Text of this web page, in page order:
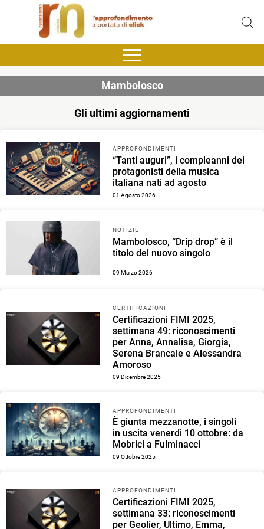
Mambolosco
Gli ultimi aggiornamenti
APPROFONDIMENTI
“Tanti auguri”, i compleanni dei
protagonisti della musica
italiana nati ad agosto
01 Agosto 2026
NOTIZIE
Mambolosco, “Drip drop” è il
titolo del nuovo singolo
09 Marzo 2026
CERTIFICAZIONI
Certificazioni FIMI 2025,
settimana 49: riconoscimenti
per Anna, Annalisa, Giorgia,
Serena Brancale e Alessandra
Amoroso
09 Dicembre 2025
APPROFONDIMENTI
È giunta mezzanotte, i singoli
in uscita venerdì 10 ottobre: da
Mobrici a Fulminacci
09 Ottobre 2025
APPROFONDIMENTI
Certificazioni FIMI 2025,
settimana 33: riconoscimenti
per Geolier, Ultimo, Emma,